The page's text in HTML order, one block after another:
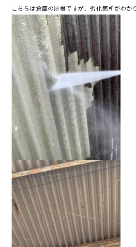
こちらは倉庫の屋根ですが、劣化箇所がわか